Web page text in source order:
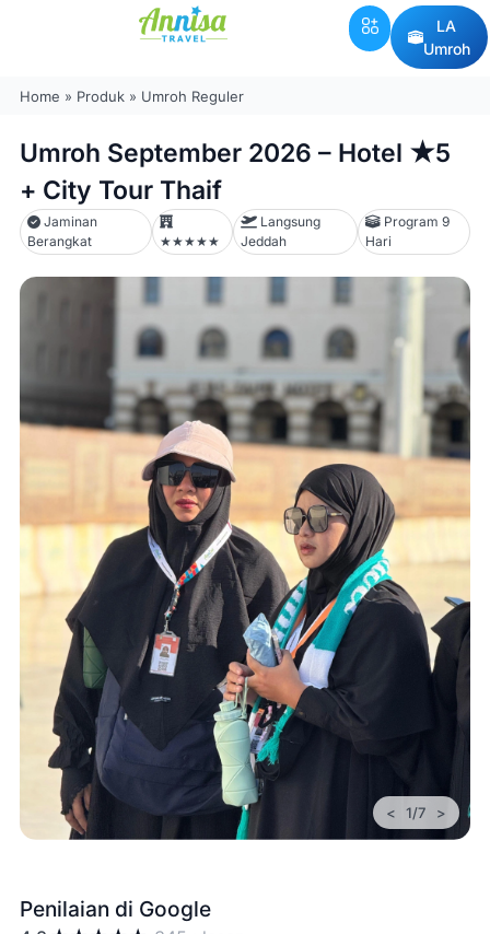
LA
Umroh
Home » Produk » Umroh Reguler
Umroh September 2026 – Hotel ★5
+ City Tour Thaif
Jaminan
Berangkat
★★★★★
Langsung
Jeddah
Program 9
Hari
< 1/7 >
Penilaian di Google